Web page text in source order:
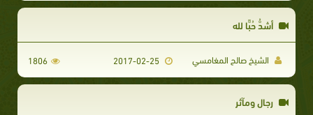
أشدُّ حُبًّا لله
الشيخ صالح المغامسي 2017-02-25
1806
رجال ومآثر